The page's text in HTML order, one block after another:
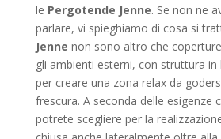
le Pergotende Jenne. Se non ne
parlare, vi spieghiamo di cosa si
Jenne non sono altro che
gli ambienti esterni, con struttura
per creare una zona relax da
frescura. A seconda delle esigenze
potrete scegliere per la